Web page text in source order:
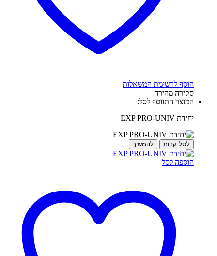
הוסף לרשימת המשאלות
סקירה מהירה
המוצר התווסף לסל:
יחידת EXP PRO-UNIV
לסל קניות להמשיך
הוספה לסל